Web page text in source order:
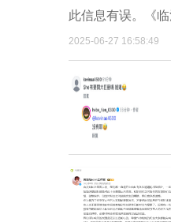
此信息有误。《
2025-06-27 16:58:49